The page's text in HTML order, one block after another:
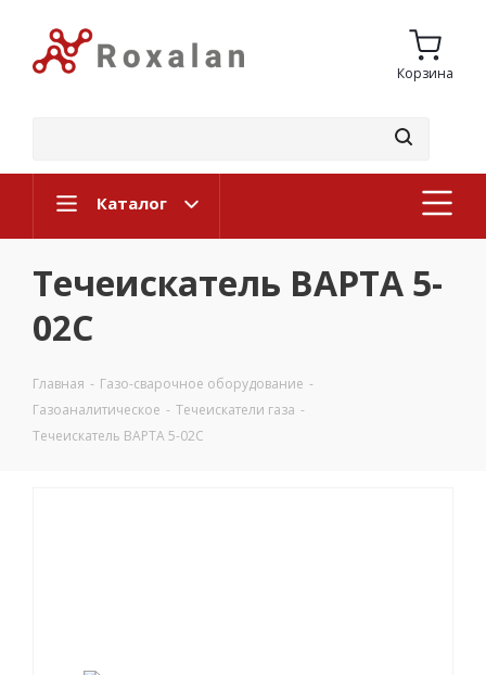
Корзина
Каталог
Течеискатель ВАРТА 5-
02С
Главная - Газо-сварочное оборудование -
Газоаналитическое - Течеискатели газа -
Течеискатель ВАРТА 5-02С